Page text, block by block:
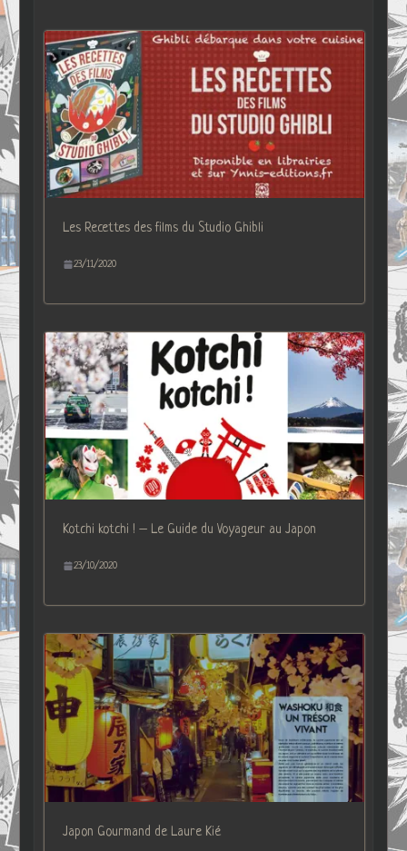
Les Recettes des films du Studio Ghibli
23/11/2020
Kotchi kotchi ! – Le Guide du Voyageur au Japon
23/10/2020
Japon Gourmand de Laure Kié